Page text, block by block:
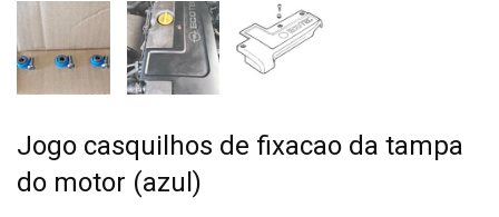
Jogo casquilhos de fixacao da tampa
do motor (azul)